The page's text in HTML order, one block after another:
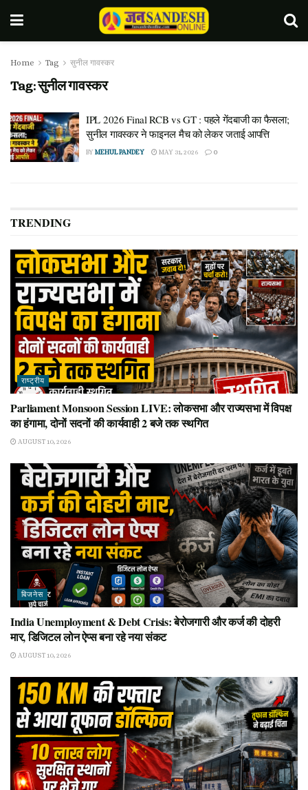
Home Tag सुनील गावस्कर
Tag:सुनील गावस्कर
IPL 2026 Final RCB vs GT : पहले गेंदबाजी का फैसला;
सुनील गावस्कर ने फाइनल मैच को लेकर जताई आपत्ति
BYMEHUL PANDEY MAY 31, 2026 0
TRENDING
राष्ट्रीय
Parliament Monsoon Session LIVE: लोकसभा और राज्यसभा में विपक्ष
का हंगामा, दोनों सदनों की कार्यवाही 2 बजे तक स्थगित
AUGUST 10, 2026
बिजनेस
India Unemployment & Debt Crisis: बेरोजगारी और कर्ज की दोहरी
मार, डिजिटल लोन ऐप्स बना रहे नया संकट
AUGUST 10, 2026